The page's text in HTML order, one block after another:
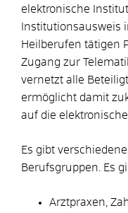
elektronische
Institutionsausweis
Heilberufen tätigen
Zugang zur
vernetzt alle
ermöglicht damit
auf die
Es gibt
Berufsgruppen. Es
Arztpraxen,